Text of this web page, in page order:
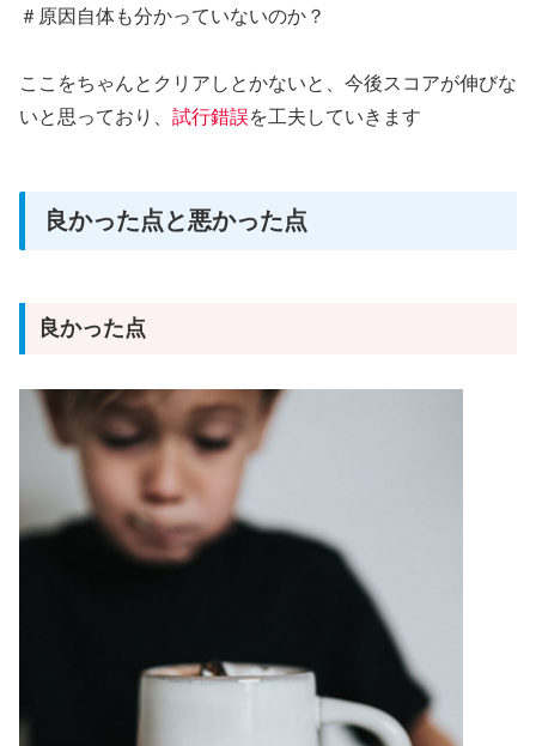
＃原因自体も分かっていないのか？
ここをちゃんとクリアしとかないと、今後スコアが伸びな
いと思っており、 試行錯誤を工夫していきます
良かった点と悪かった点
良かった点